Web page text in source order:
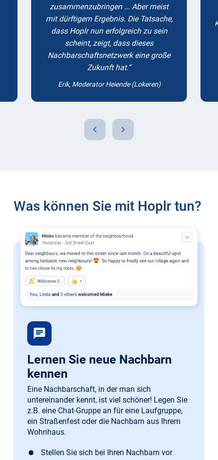
zusammenzubringen ... Aber meist
mit dürftigem Ergebnis. Die Tatsache,
dass Hoplr nun erfolgreich zu sein
scheint, zeigt, dass dieses
Nachbarschaftsnetzwerk eine große
Zukunft hat.
Erik, Moderator Heiende (Lokeren)
chevron_left chevron_right
Was können Sie mit Hoplr tun?
chat
Lernen Sie neue Nachbarn
kennen
Eine Nachbarschaft, in der man sich
untereinander kennt, ist viel schöner! Legen Sie
z.B. eine Chat-Gruppe an für eine Laufgruppe,
ein Straßenfest oder die Nachbarn aus Ihrem
Wohnhaus.
Stellen Sie sich bei Ihren Nachbarn vor